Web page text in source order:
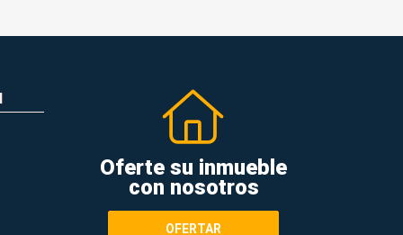
Oferte su inmueble
con nosotros
OFERTAR